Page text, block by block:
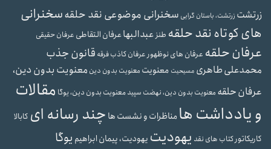
زرتشت زرتشت، باستان گرایی سخنرانی موضوعی نقد حلقهسخنرانی
های کوتاه نقد حلقه طنزعبدالبهاعرفان التقاطی عرفان حقیقی
عرفان حلقه عرفان های نوظهورعرفان کاذبفرقه قانون جذب
محمدعلی طاهری مسیحیت معنویت معنویت بدون دین معنویت بدون دین،
عرفان حلقه معنویت بدون دین، نهضت سپیدمعنویت بدون دین، یوگا مقالات
و یادداشت هامناظرات و نشست ها چند رسانه ای کابالا
کاریکاتورکتاب های نقد یهودیت یهودیت، پیمان ابراهیم یوگا